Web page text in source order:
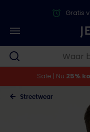
Gratis
Sale | Nu 25%
Streetwear